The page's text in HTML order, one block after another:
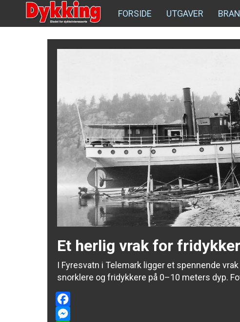
FORSIDE UTGAVER
Et herlig vrak for
I Fyresvatn i Telemark ligger et spennende
snorklere og fridykkere på 0–10 meters dyp.
Facebook